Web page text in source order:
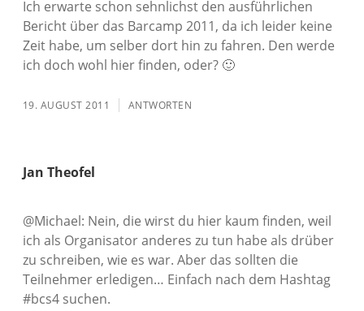
Ich erwarte schon sehnlichst den ausführlichen
Bericht über das Barcamp 2011, da ich leider keine
Zeit habe, um selber dort hin zu fahren. Den werde
ich doch wohl hier finden, oder? 🙂
19. AUGUST 2011 ANTWORTEN
Jan Theofel
@Michael: Nein, die wirst du hier kaum finden, weil
ich als Organisator anderes zu tun habe als drüber
zu schreiben, wie es war. Aber das sollten die
Teilnehmer erledigen… Einfach nach dem Hashtag
#bcs4 suchen.